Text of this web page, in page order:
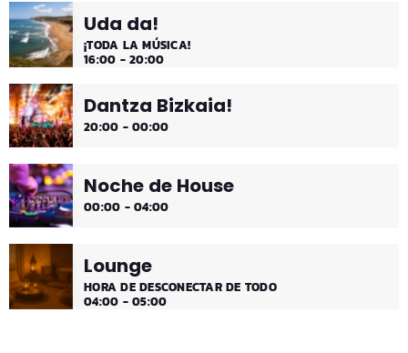
Uda da!
¡TODA LA MÚSICA!
16:00 - 20:00
Dantza Bizkaia!
20:00 - 00:00
Noche de House
00:00 - 04:00
Lounge
HORA DE DESCONECTAR DE TODO
04:00 - 05:00